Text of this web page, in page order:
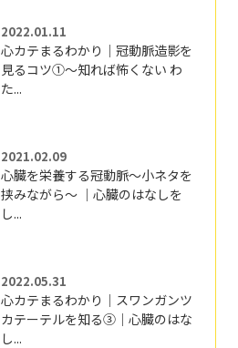
2022.01.11
心カテまるわかり｜冠動脈造影を
見るコツ①～知れば怖くない わ
た...
2021.02.09
心臓を栄養する冠動脈～小ネタを
挟みながら～ ｜心臓のはなしを
し...
2022.05.31
心カテまるわかり｜スワンガンツ
カテーテルを知る③｜心臓のはな
し...